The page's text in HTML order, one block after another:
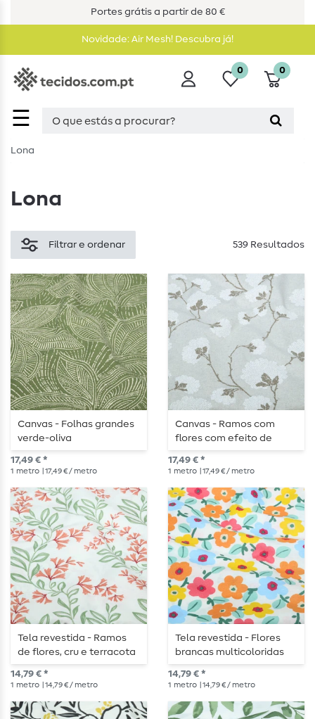
Portes grátis a partir de 80 €
Novidade: Air Mesh! Descubra já!
☰
0 0
Lona
Lona
Filtrar e ordenar 539 Resultados
Canvas - Folhas grandes
verde-oliva
17,49 € *
1 metro | 17,49 € / metro
Canvas - Ramos com
flores com efeito de
linho, cor areia
17,49 € *
1 metro | 17,49 € / metro
Tela revestida - Ramos
de flores, cru e terracota
14,79 € *
1 metro | 14,79 € / metro
Tela revestida - Flores
brancas multicoloridas
14,79 € *
1 metro | 14,79 € / metro